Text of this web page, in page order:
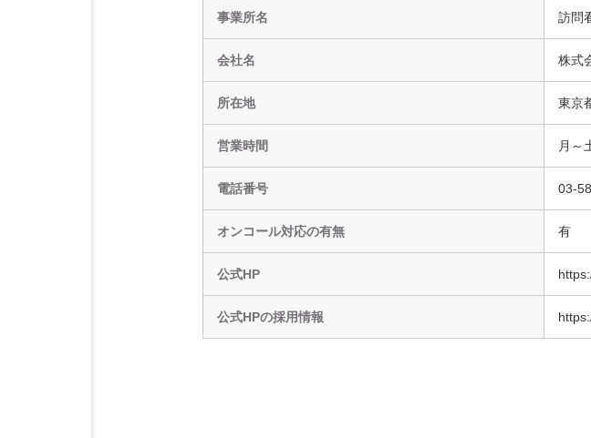
事業所名 訪問
会社名 株式
所在地 東京
営業時間 月～
電話番号 03-
オンコール対応の有無 有
公式HP
公式HPの採用情報